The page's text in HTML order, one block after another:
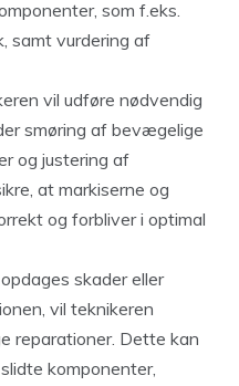
som f.eks.
samt vurdering af
vil udføre nødvendig
smøring af bevægelige
og justering af
at markiserne og
og forbliver i optimal
skader eller
vil teknikeren
reparationer. Dette kan
komponenter,